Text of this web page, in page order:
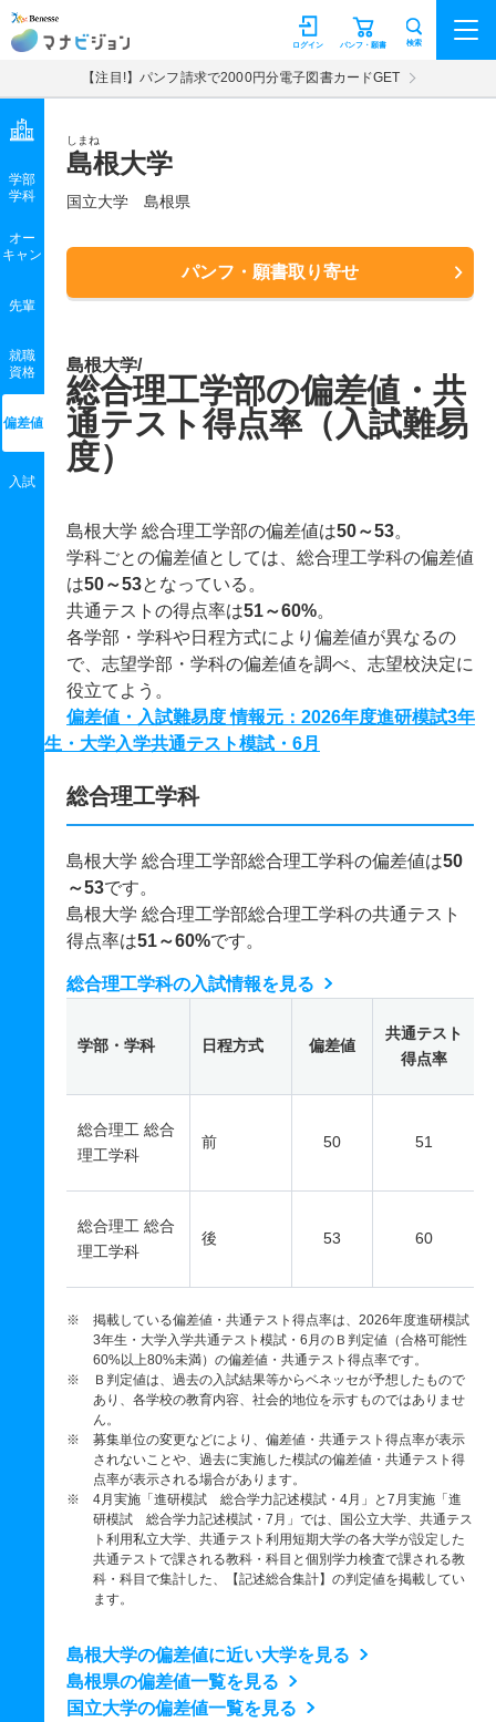
マナビジョン パンフ・願書
ログイン 検索
【注目!】パンフ請求で2000円分電子図書カードGET
しまね
島根大学
国立大学 島根県
パンフ・願書取り寄せ
学部
学科
オー
キャン
先輩
就職
資格
偏差値
入試
島根大学/
総合理工学部の偏差値・共
通テスト得点率（入試難易
度）
島根大学 総合理工学部の偏差値は50～53。
学科ごとの偏差値としては、総合理工学科の偏差値
は50～53となっている。
共通テストの得点率は51～60%。
各学部・学科や日程方式により偏差値が異なるの
で、志望学部・学科の偏差値を調べ、志望校決定に
役立てよう。
偏差値・入試難易度 情報元：2026年度進研模試3年
生・大学入学共通テスト模試・6月
総合理工学科
島根大学 総合理工学部総合理工学科の偏差値は50
～53です。
島根大学 総合理工学部総合理工学科の共通テスト
得点率は51～60%です。
総合理工学科の入試情報を見る
学部・学科 日程方式 偏差値
共通テスト
得点率
総合理工 総合
理工学科
前 50 51
総合理工 総合
理工学科
後 53 60
※ 掲載している偏差値・共通テスト得点率は、2026年度進研模試
3年生・大学入学共通テスト模試・6月のＢ判定値（合格可能性
60%以上80%未満）の偏差値・共通テスト得点率です。
※ Ｂ判定値は、過去の入試結果等からベネッセが予想したもので
あり、各学校の教育内容、社会的地位を示すものではありませ
ん。
※ 募集単位の変更などにより、偏差値・共通テスト得点率が表示
されないことや、過去に実施した模試の偏差値・共通テスト得
点率が表示される場合があります。
※ 4月実施「進研模試 総合学力記述模試・4月」と7月実施「進
研模試 総合学力記述模試・7月」では、国公立大学、共通テス
ト利用私立大学、共通テスト利用短期大学の各大学が設定した
共通テストで課される教科・科目と個別学力検査で課される教
科・科目で集計した、【記述総合集計】の判定値を掲載してい
ます。
島根大学の偏差値に近い大学を見る
島根県の偏差値一覧を見る
国立大学の偏差値一覧を見る